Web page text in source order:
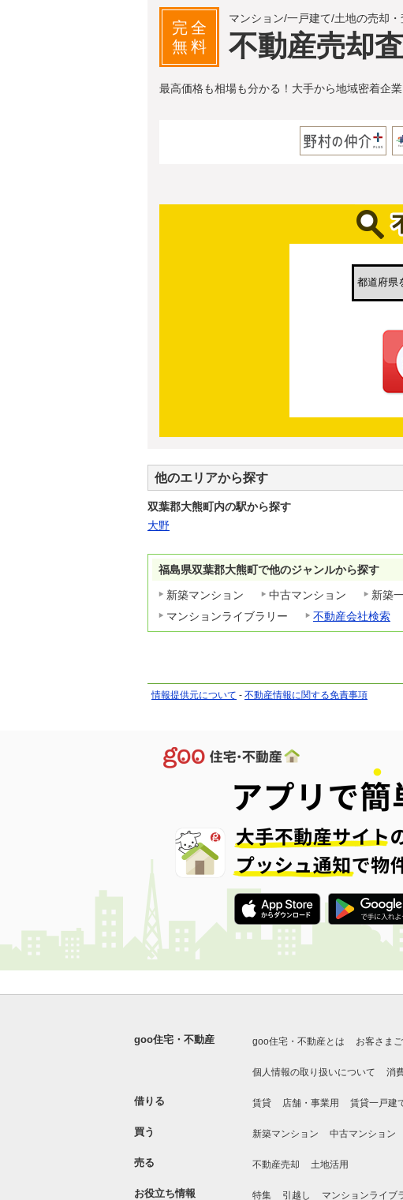
完全
無料
マンション/一戸建て/土地の売却・
不動産売却
最高価格も相場も分かる！大手から地域密着企業
他のエリアから探す
双葉郡大熊町内の駅から探す
大野
福島県双葉郡大熊町で他のジャンルから探す
新築マンション
中古マンション 新築
マンションライブラリー
不動産会社検索
情報提供元について - 不動産情報に関する免責事項
goo住宅・不動産 goo住宅・不動産とは お客さま
個人情報の取り扱いについて 消
借りる 賃貸 店舗・事業用 賃貸一戸建
買う 新築マンション 中古マンション
売る 不動産売却 土地活用
お役立ち情報 特集 引越し マンションライブ